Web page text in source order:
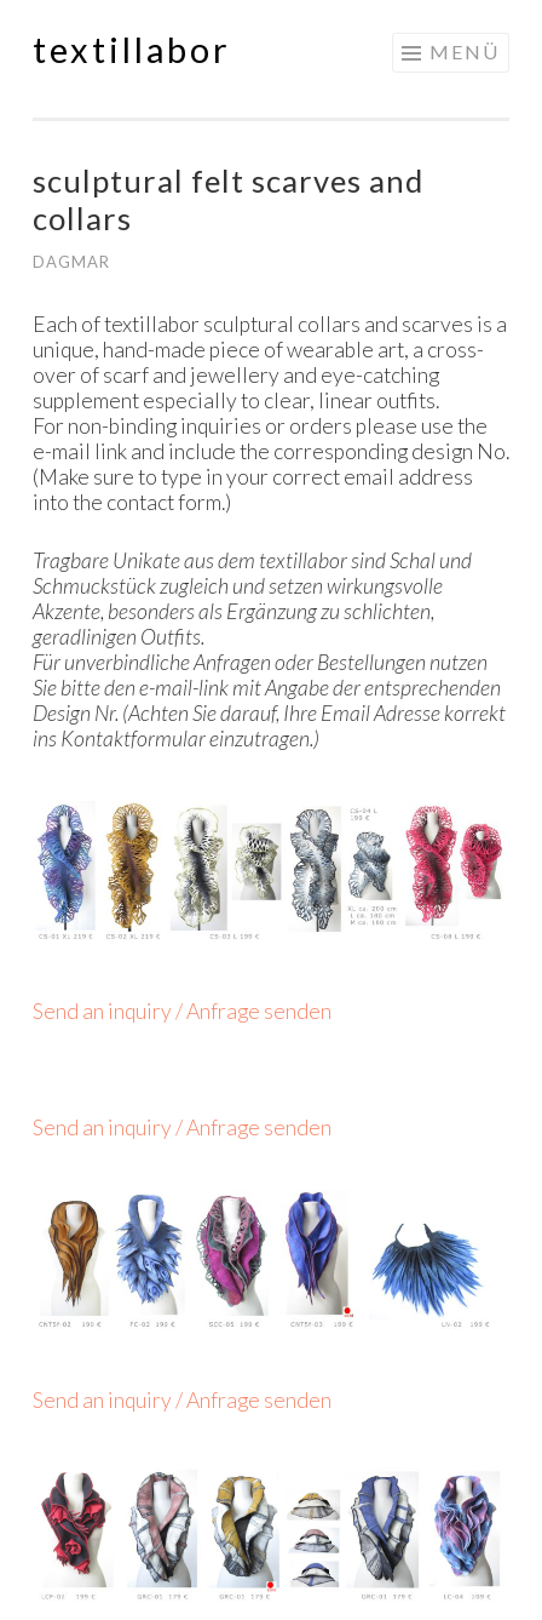
Springe
textillabor MENÜ
sculptural felt scarves and
collars
DAGMAR
Each of textillabor sculptural collars and scarves is a
unique, hand-made piece of wearable art, a cross-
over of scarf and jewellery and eye-catching
supplement especially to clear, linear outfits.
For non-binding inquiries or orders please use the
e-mail link and include the corresponding design No.
(Make sure to type in your correct email address
into the contact form.)
Tragbare Unikate aus dem textillabor sind Schal und
Schmuckstück zugleich und setzen wirkungsvolle
Akzente, besonders als Ergänzung zu schlichten,
geradlinigen Outfits.
Für unverbindliche Anfragen oder Bestellungen nutzen
Sie bitte dene-mail-link mit Angabe der entsprechenden
Design Nr. (Achten Sie darauf, Ihre Email Adresse korrekt
ins Kontaktformular einzutragen.)
Send an inquiry / Anfrage senden
Send an inquiry / Anfrage senden
Send an inquiry / Anfrage senden